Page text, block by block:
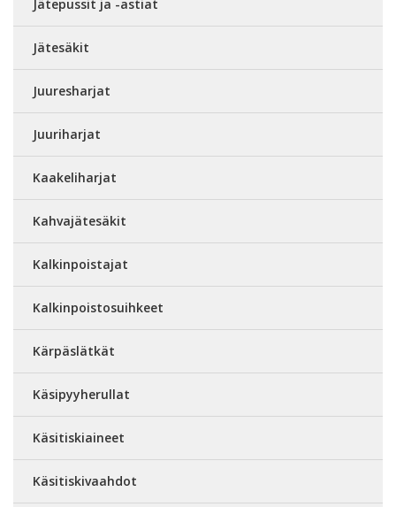
Jätepussit ja -astiat
Jätesäkit
Juuresharjat
Juuriharjat
Kaakeliharjat
Kahvajätesäkit
Kalkinpoistajat
Kalkinpoistosuihkeet
Kärpäslätkät
Käsipyyherullat
Käsitiskiaineet
Käsitiskivaahdot